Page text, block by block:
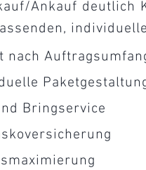
Ankauf deutlich
nach
Bringservice